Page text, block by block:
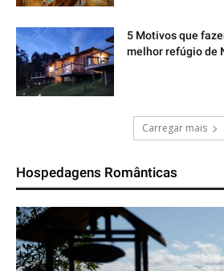
5 Motivos que
melhor refúgio de
Carregar mais
Hospedagens Românticas